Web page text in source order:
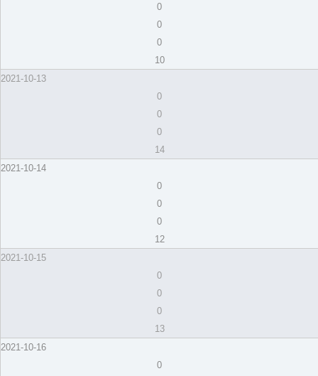
0
0
0
10
2021-10-13
0
0
0
14
2021-10-14
0
0
0
12
2021-10-15
0
0
0
13
2021-10-16
0